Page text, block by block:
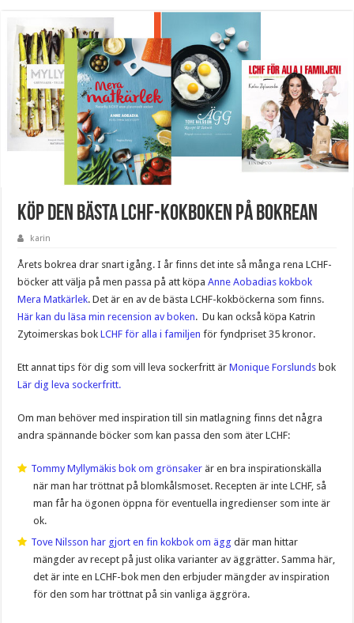
Köp den bästa LCHF-kokboken på bokrean
karin
Årets bokrea drar snart igång. I år finns det inte så många rena LCHF-
böcker att välja på men passa på att köpaAnne Aobadias kokbok
Mera Matkärlek. Det är en av de bästa LCHF-kokböckerna som finns.
Här kan du läsa min recension av boken. Du kan också köpa Katrin
Zytoimerskas bokLCHF för alla i familjen för fyndpriset 35 kronor.
Ett annat tips för dig som vill leva sockerfritt ärMonique Forslunds bok
Lär dig leva sockerfritt.
Om man behöver med inspiration till sin matlagning finns det några
andra spännande böcker som kan passa den som äter LCHF:
Tommy Myllymäkis bok om grönsaker är en bra inspirationskälla
när man har tröttnat på blomkålsmoset. Recepten är inte LCHF, så
man får ha ögonen öppna för eventuella ingredienser som inte är
ok.
Tove Nilsson har gjort en fin kokbok om ägg där man hittar
mängder av recept på just olika varianter av äggrätter. Samma här,
det är inte en LCHF-bok men den erbjuder mängder av inspiration
för den som har tröttnat på sin vanliga äggröra.